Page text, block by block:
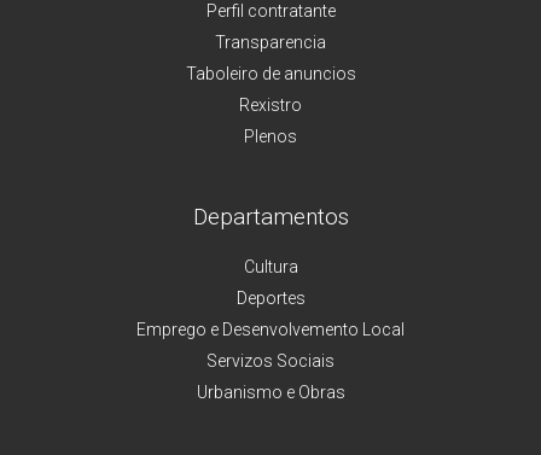
Perfil contratante
Transparencia
Taboleiro de anuncios
Rexistro
Plenos
Departamentos
Cultura
Deportes
Emprego e Desenvolvemento Local
Servizos Sociais
Urbanismo e Obras